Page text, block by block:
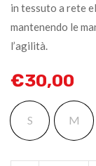
in tessuto a rete
mantenendo le
l’agilità.
€30,00
S M